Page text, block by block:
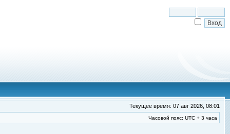
Текущее время: 07 авг 2026, 08:01
Часовой пояс: UTC + 3 часа